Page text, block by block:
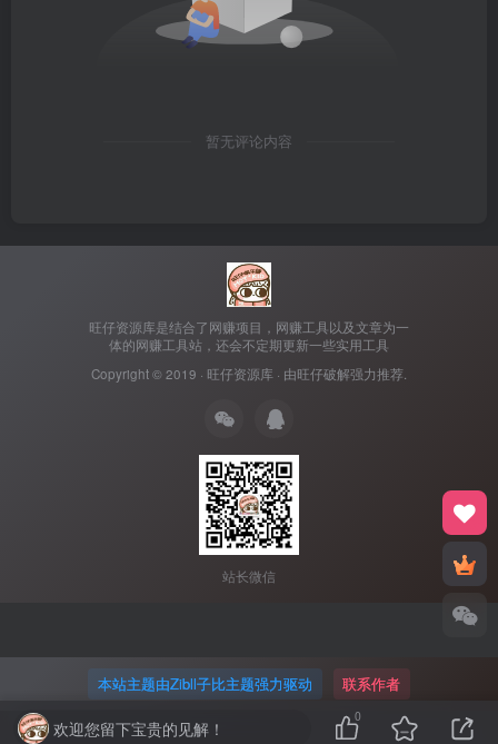
暂无评论内容
旺仔资源库是结合了网赚项目，网赚工具以及文章为一
体的网赚工具站，还会不定期更新一些实用工具
Copyright © 2019 · 旺仔资源库 · 由旺仔破解强力推荐.
站长微信
欢迎您留下宝贵的见解！
0
本站主题由Zibll子比主题强力驱动 联系作者